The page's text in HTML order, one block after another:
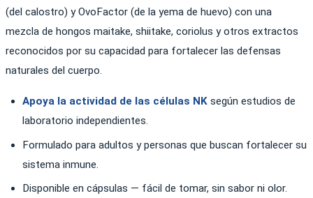
(del calostro) y OvoFactor (de la yema de huevo) con una
mezcla de hongos maitake, shiitake, coriolus y otros extractos
reconocidos por su capacidad para fortalecer las defensas
naturales del cuerpo.
Apoya la actividad de las células NK según estudios de
laboratorio independientes.
Formulado para adultos y personas que buscan fortalecer su
sistema inmune.
Disponible en cápsulas — fácil de tomar, sin sabor ni olor.